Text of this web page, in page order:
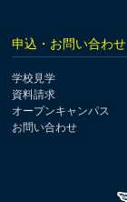
申込・お問い合わせ
学校見学
資料請求
オープンキャンパス
お問い合わせ